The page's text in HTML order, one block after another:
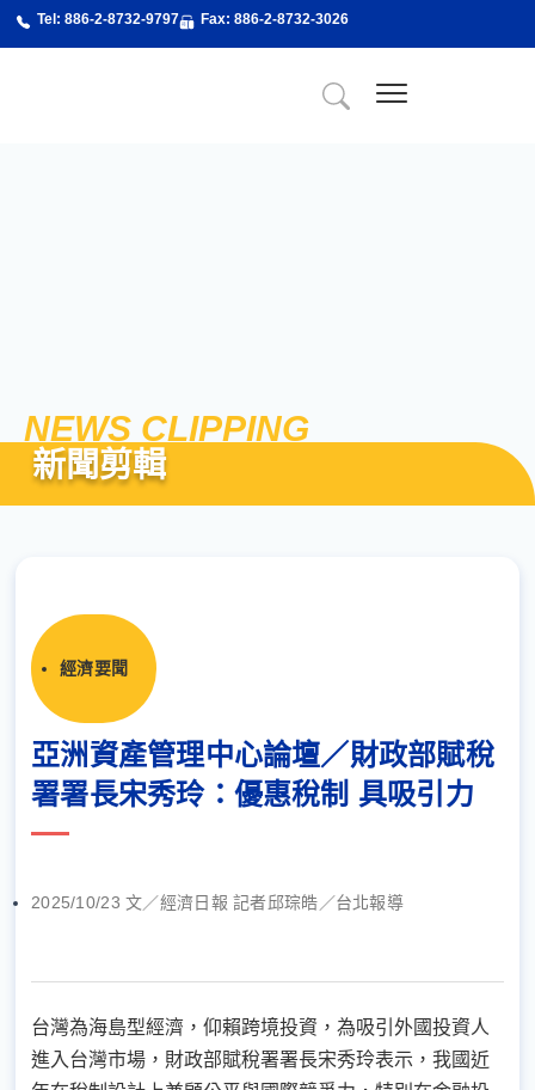
Tel: 886-2-8732-9797 Fax: 886-2-8732-3026
NEWS CLIPPING
新聞剪輯
經濟要聞
亞洲資產管理中心論壇／財政部賦稅
署署長宋秀玲：優惠稅制 具吸引力
2025/10/23 文／經濟日報 記者邱琮皓／台北報導
台灣為海島型經濟，仰賴跨境投資，為吸引外國投資人
進入台灣市場，財政部賦稅署署長宋秀玲表示，我國近